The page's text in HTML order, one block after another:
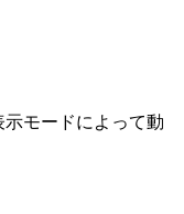
モードによって動